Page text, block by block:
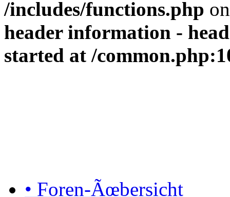
/includes/functions.php
header information -
started at /
• Foren-Ãœbersicht